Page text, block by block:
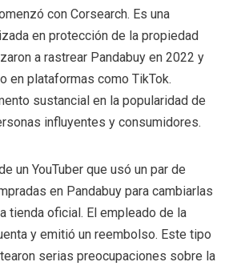
con Corsearch. Es una
en protección de la propiedad
a rastrear Pandabuy en 2022 y
en plataformas como TikTok.
sustancial en la popularidad de
influyentes y consumidores.
un YouTuber que usó un par de
en Pandabuy para cambiarlas
tienda oficial. El empleado de la
y emitió un reembolso. Este tipo
serias preocupaciones sobre la